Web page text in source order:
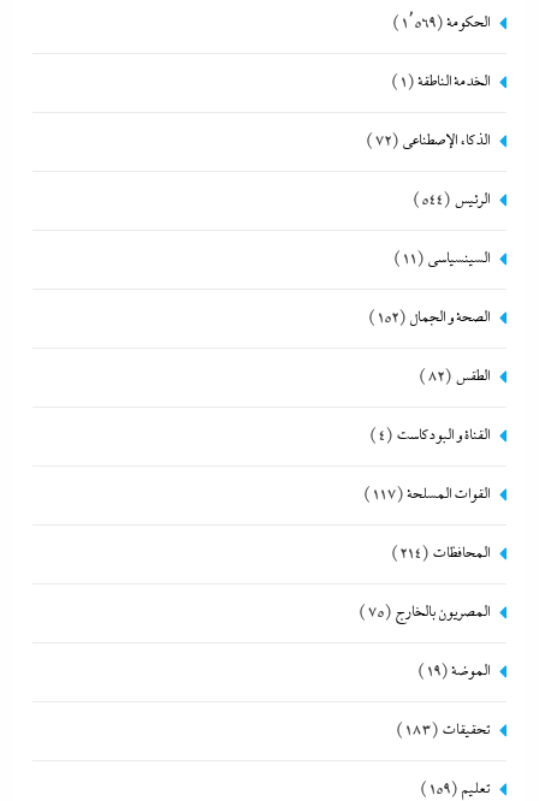
الحكومة(1٬569)
الخدمة الناطقة(1)
الذكاء الإصطناعي (72)
الرئيس (544)
السينسياسي (11)
الصحة و الجمال (152)
الطقس (82)
القناة و البودكاست (4)
القوات المسلحة(117)
المحافظات (214)
المصريون بالخارج (75)
الموضة(19)
تحقيقات (183)
تعليم (159)